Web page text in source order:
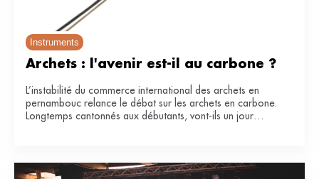
Instruments
Archets : l'avenir est-il au carbone ?
L’instabilité du commerce international des archets en
pernambouc relance le débat sur les archets en carbone.
Longtemps cantonnés aux débutants, vont-ils un jour